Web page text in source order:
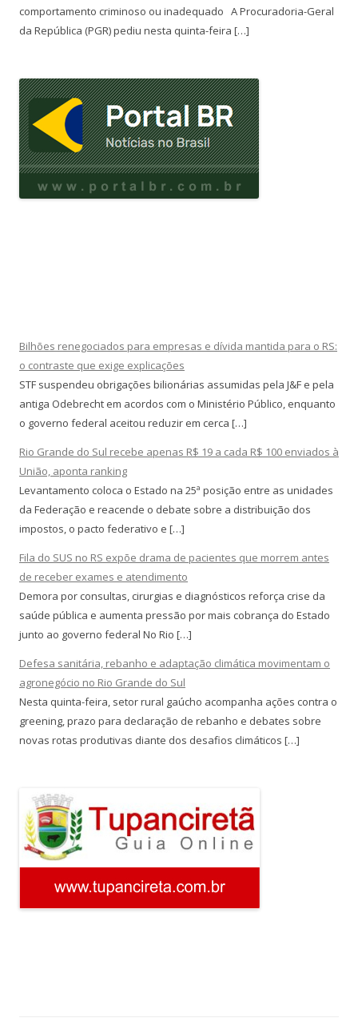
comportamento criminoso ou inadequado A Procuradoria-Geral
da República (PGR) pediu nesta quinta-feira […]
Bilhões renegociados para empresas e dívida mantida para o RS:
o contraste que exige explicações
STF suspendeu obrigações bilionárias assumidas pela J&F e pela
antiga Odebrecht em acordos com o Ministério Público, enquanto
o governo federal aceitou reduzir em cerca […]
Rio Grande do Sul recebe apenas R$ 19 a cada R$ 100 enviados à
União, aponta ranking
Levantamento coloca o Estado na 25ª posição entre as unidades
da Federação e reacende o debate sobre a distribuição dos
impostos, o pacto federativo e […]
Fila do SUS no RS expõe drama de pacientes que morrem antes
de receber exames e atendimento
Demora por consultas, cirurgias e diagnósticos reforça crise da
saúde pública e aumenta pressão por mais cobrança do Estado
junto ao governo federal No Rio […]
Defesa sanitária, rebanho e adaptação climática movimentam o
agronegócio no Rio Grande do Sul
Nesta quinta-feira, setor rural gaúcho acompanha ações contra o
greening, prazo para declaração de rebanho e debates sobre
novas rotas produtivas diante dos desafios climáticos […]